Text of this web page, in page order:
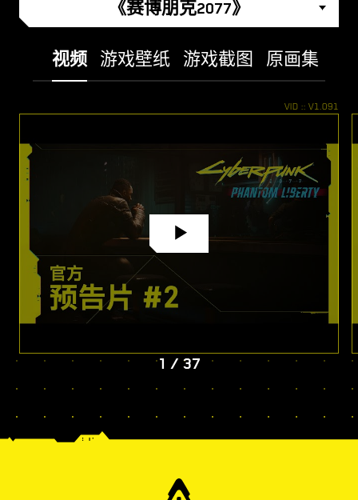
《赛博朋克2077》
视频 游戏壁纸 游戏截图 原画集
1 / 37